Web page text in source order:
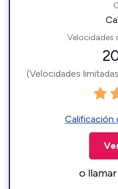
Velocidades
(Velocidades
Calificación
o llamar